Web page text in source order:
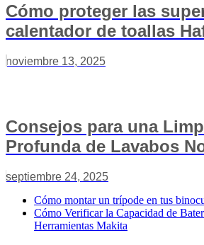
Cómo proteger las
calentador de toallas
noviembre 13, 2025
Consejos para una
Profunda de Lavabos
septiembre 24, 2025
Cómo montar un trípode en tus
Cómo Verificar la Capacidad de
Herramientas Makita